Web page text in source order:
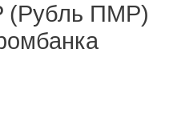
(Рубль ПМР)